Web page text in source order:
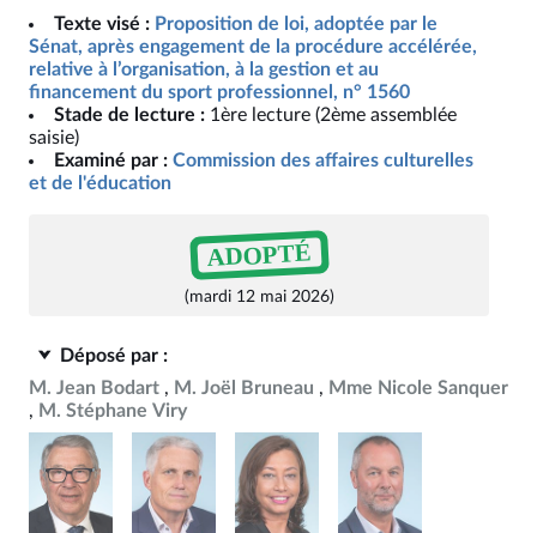
Texte visé : Proposition de loi, adoptée par le
Sénat, après engagement de la procédure accélérée,
relative à l’organisation, à la gestion et au
financement du sport professionnel, n° 1560
Stade de lecture : 1ère lecture (2ème assemblée
saisie)
Examiné par : Commission des affaires culturelles
et de l'éducation
ADOPTÉ
(mardi 12 mai 2026)
Déposé par :
M. Jean Bodart
M. Joël Bruneau
Mme Nicole Sanquer
M. Stéphane Viry